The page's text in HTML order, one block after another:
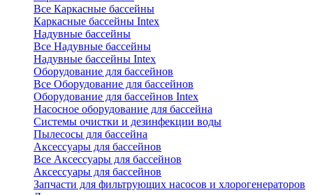
Все Каркасные бассейны
Каркасные бассейны Intex
Надувные бассейны
Все Надувные бассейны
Надувные бассейны Intex
Оборудование для бассейнов
Все Оборудование для бассейнов
Оборудование для бассейнов Intex
Насосное оборудование для бассейна
Системы очистки и дезинфекции воды
Пылесосы для бассейна
Аксессуары для бассейнов
Все Аксессуары для бассейнов
Аксессуары для бассейнов
Запчасти для фильтрующих насосов и хлорогенераторов